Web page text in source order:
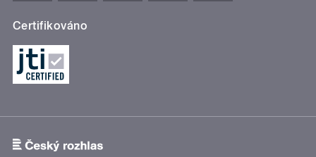
Certifikováno